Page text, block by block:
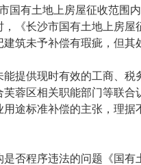
国有土地上房屋征收范围
《长沙市国有土地上房屋
筑未予补偿有瑕疵，但其
供现时有效的工商、税
蓉区相关职能部门等联
途标准补偿的主张，理
程序违法的问题《国有